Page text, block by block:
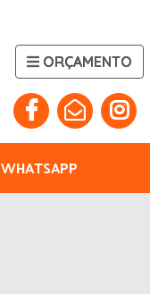
ORÇAMENTO
WHATSAPP